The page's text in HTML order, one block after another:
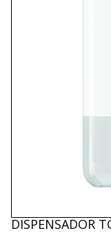
DISPENSADOR